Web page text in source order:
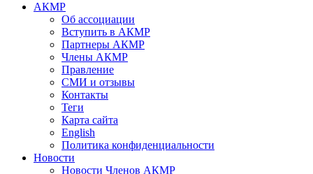
АКМР
Об ассоциации
Вступить в АКМР
Партнеры АКМР
Члены АКМР
Правление
СМИ и отзывы
Контакты
Теги
Карта сайта
English
Политика конфиденциальности
Новости
Новости Членов АКМР